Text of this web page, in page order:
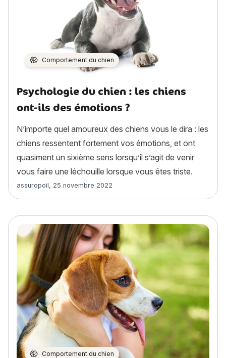
Comportement du chien
Psychologie du chien : les chiens
ont-ils des émotions ?
N’importe quel amoureux des chiens vous le dira : les
chiens ressentent fortement vos émotions, et ont
quasiment un sixième sens lorsqu’il s’agit de venir
vous faire une léchouille lorsque vous êtes triste.
Article rédigé par
assuropoil, 25 novembre 2022
Comportement du chien